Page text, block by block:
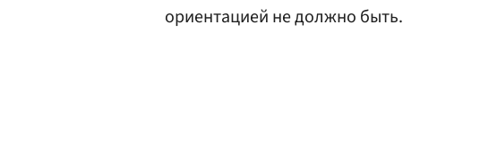
ориентацией не должно быть.